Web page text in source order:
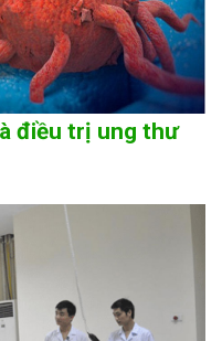
điều trị ung thư